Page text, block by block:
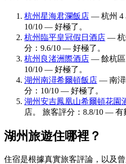
杭州星海君瀾飯店 — 杭州 4
10/10 — 好極了。
杭州臨平皇冠假日酒店 — 杭
分：9.6/10 — 好極了。
杭州良渚洲際酒店 — 餘杭區
10/10 — 好極了。
湖州南潯希爾頓飯店 — 南潯
分：10/10 — 好極了。
湖州安吉鳳凰山希爾頓花園
店。 旅客評分：8.8/10 — 有
湖州旅遊住哪裡？
住宿是根據真實旅客評論，以及曾